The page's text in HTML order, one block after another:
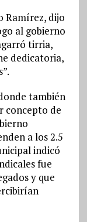
Ramírez, dijo
al gobierno
tirria,
dedicatoria,
también
concepto de
a los 2.5
indicó
fue
y que